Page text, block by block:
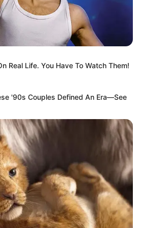
madres cabezas de familia y
día en la región”,
afirmó Herrera.
¿Un superalimento con
para la salud?
Real Life. You Have To Watch Them!
'90s Couples Defined An Era—See